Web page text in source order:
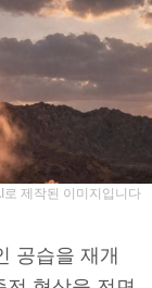
제작된 이미지입니다
공습을 재개